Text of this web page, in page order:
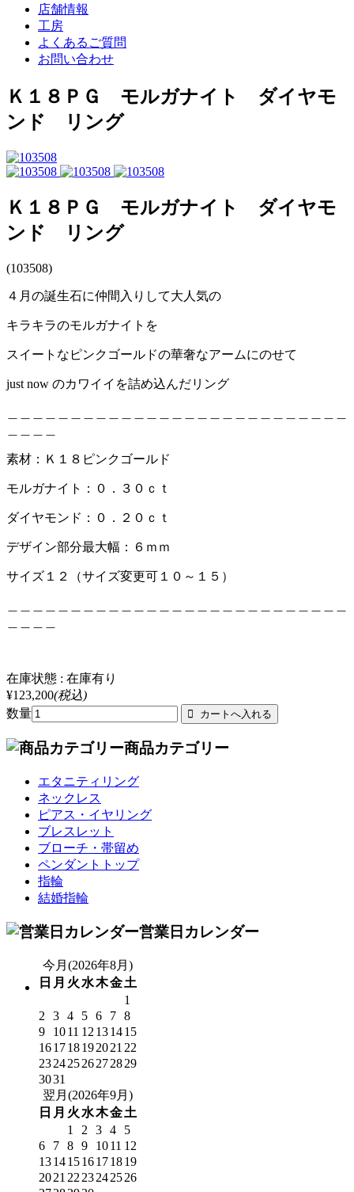
店舗情報
工房
よくあるご質問
お問い合わせ
Ｋ１８ＰＧ モルガナイト ダイヤモ
ンド リング
Ｋ１８ＰＧ モルガナイト ダイヤモ
ンド リング
(103508)
４月の誕生石に仲間入りして大人気の
キラキラのモルガナイトを
スイートなピンクゴールドの華奢なアームにのせて
just now のカワイイを詰め込んだリング
素材：Ｋ１８ピンクゴールド
モルガナイト：０．３０ｃｔ
ダイヤモンド：０．２０ｃｔ
デザイン部分最大幅：６ｍｍ
サイズ１２（サイズ変更可１０～１５）
在庫状態 : 在庫有り
¥123,200(税込)
数量
商品カテゴリー
エタニティリング
ネックレス
ピアス・イヤリング
ブレスレット
ブローチ・帯留め
ペンダントトップ
指輪
結婚指輪
営業日カレンダー
今月(2026年8月)
日 月 火 水木金土
1
2
3 4 5 6 7 8
9
1011 12 131415
161718192021 22
23242526272829
3031
翌月(2026年9月)
日 月 火 水木金土
1
2 3 4
5
6
7 8 9 1011 12
13141516171819
2021 22 23242526